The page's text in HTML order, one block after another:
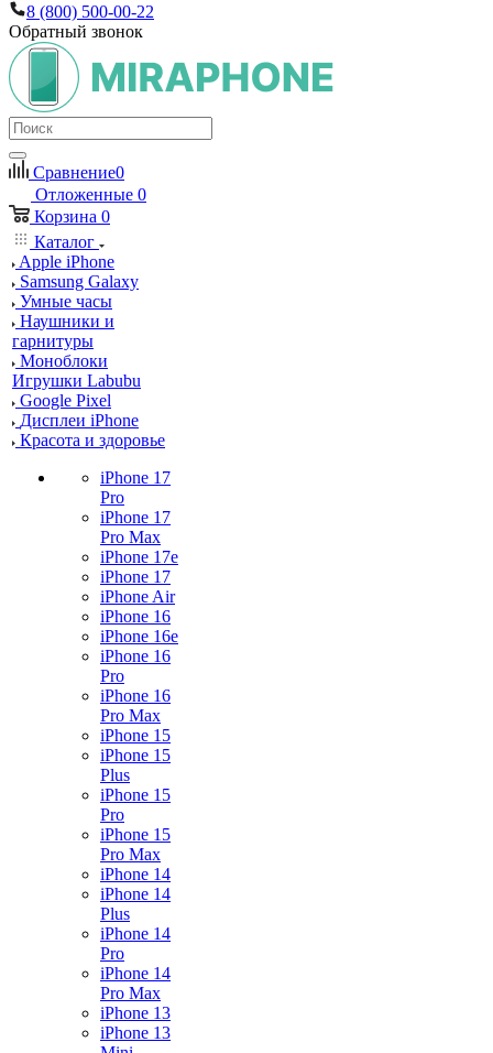
8 (800) 500-00-22
Обратный звонок
Сравнение0
Отложенные 0
Корзина 0
Каталог
Apple iPhone
Samsung Galaxy
Умные часы
Наушники и
гарнитуры
Моноблоки
Игрушки Labubu
Google Pixel
Дисплеи iPhone
Красота и здоровье
iPhone 17
Pro
iPhone 17
Pro Max
iPhone 17e
iPhone 17
iPhone Air
iPhone 16
iPhone 16e
iPhone 16
Pro
iPhone 16
Pro Max
iPhone 15
iPhone 15
Plus
iPhone 15
Pro
iPhone 15
Pro Max
iPhone 14
iPhone 14
Plus
iPhone 14
Pro
iPhone 14
Pro Max
iPhone 13
iPhone 13